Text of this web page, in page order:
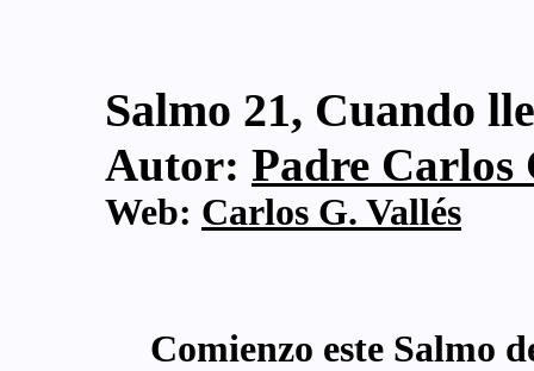
Salmo 21, Cuando
Autor: Padre Carlos
Web: Carlos G. Vallés
Comienzo este Salmo